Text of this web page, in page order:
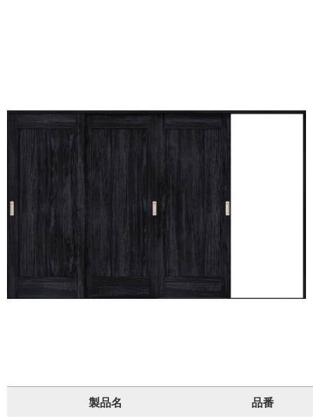
製品名 品番